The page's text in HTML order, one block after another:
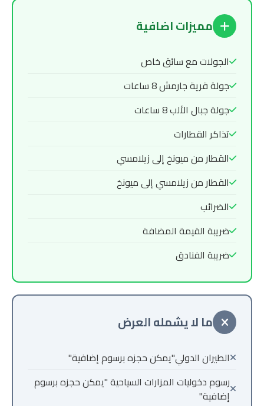
مميزات اضافية
الجولات مع سائق خاص
جولة قرية جارمش 8 ساعات
جولة جبال الألب 8 ساعات
تذاكر القطارات
القطار من ميونخ إلى زيلامسي
القطار من زيلامسي إلى ميونخ
الضرائب
ضريبة القيمة المضافة
ضريبة الفنادق
ما لا يشمله العرض
الطيران الدولي"يمكن حجزه برسوم إضافية"
رسوم دخوليات المزارات السياحية "يمكن حجزه برسوم
إضافية"